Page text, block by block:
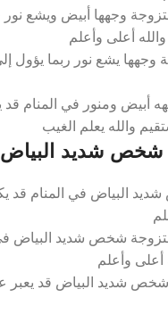
وجهها أبيض ويشع نور
أعلى وأعلم
وجهها يشع نور ربما يؤول
أبيض ومنور في المنام
والله يعلم الغيب
شخص شديد البياض
البياض في المنام قد
شخص شديد البياض
أعلى وأعلم
شخص شديد البياض قد يعبر